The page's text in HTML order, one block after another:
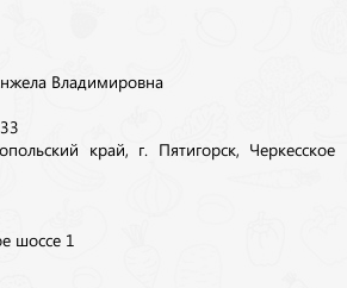
Владимировна
край, г. Пятигорск, Черкесское
шоссе 1